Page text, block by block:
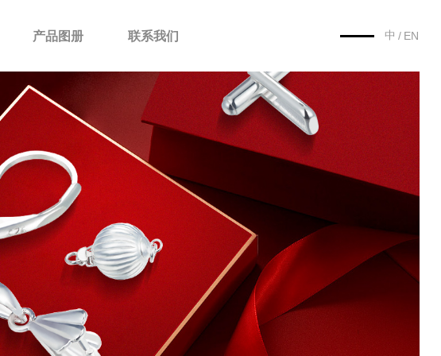
产品图册 联系我们 中 / EN